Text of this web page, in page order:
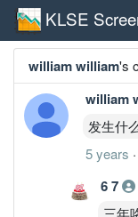
KLSE
william william's
william
发生什
5 years ·
6 7
三年